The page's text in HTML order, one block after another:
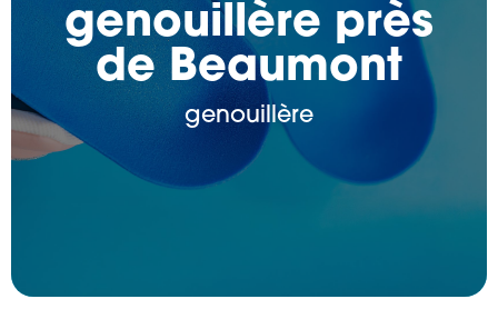
genouillère près
de Beaumont
genouillère